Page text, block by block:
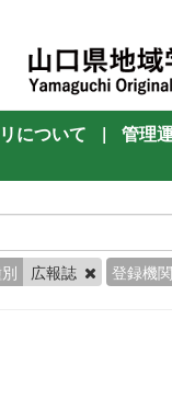
について |
管理
広報誌 登録機関